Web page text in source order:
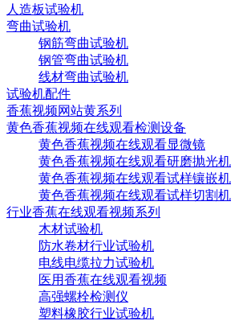
人造板试验机
弯曲试验机
钢筋弯曲试验机
钢管弯曲试验机
线材弯曲试验机
试验机配件
香蕉视频网站黄系列
黄色香蕉视频在线观看检测设备
黄色香蕉视频在线观看显微镜
黄色香蕉视频在线观看研磨抛光机
黄色香蕉视频在线观看试样镶嵌机
黄色香蕉视频在线观看试样切割机
行业香蕉在线观看视频系列
木材试验机
防水卷材行业试验机
电线电缆拉力试验机
医用香蕉在线观看视频
高强螺栓检测仪
塑料橡胶行业试验机